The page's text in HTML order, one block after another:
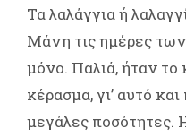
Τα λαλάγγια ή
Μάνη τις ημέρες
μόνο. Παλιά, ήταν το
κέρασμα, γι’ αυτό
μεγάλες ποσότητες.